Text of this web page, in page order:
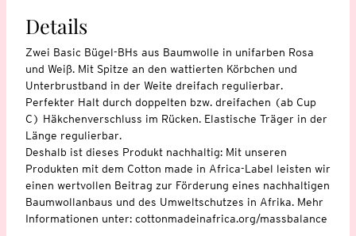
Details
Zwei Basic Bügel-BHs aus Baumwolle in unifarben Rosa
und Weiß. Mit Spitze an den wattierten Körbchen und
Unterbrustband in der Weite dreifach regulierbar.
Perfekter Halt durch doppelten bzw. dreifachen (ab Cup
C) Häkchenverschluss im Rücken. Elastische Träger in der
Länge regulierbar.
Deshalb ist dieses Produkt nachhaltig: Mit unseren
Produkten mit dem Cotton made in Africa-Label leisten wir
einen wertvollen Beitrag zur Förderung eines nachhaltigen
Baumwollanbaus und des Umweltschutzes in Afrika. Mehr
Informationen unter: cottonmadeinafrica.org/massbalance